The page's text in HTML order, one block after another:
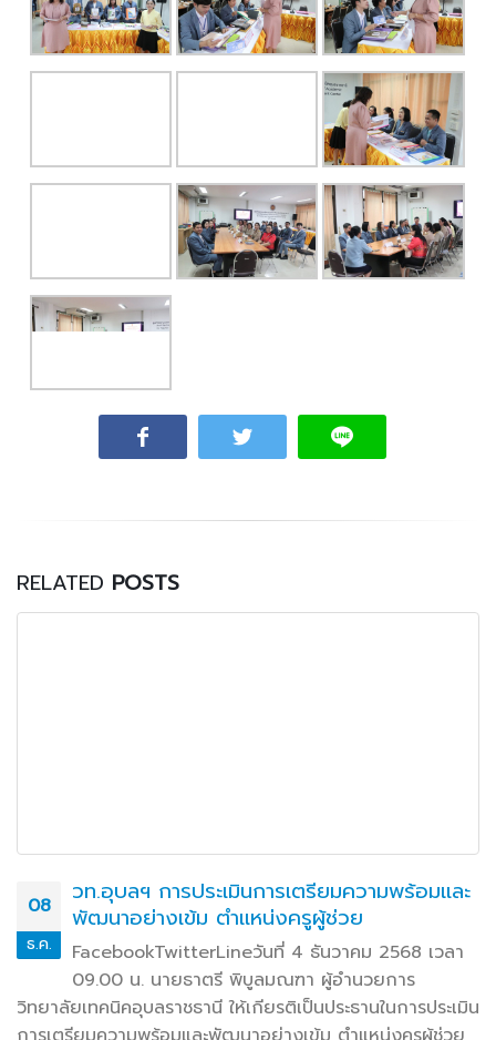
RELATED POSTS
06
ม.ค.
วท.อุบลฯ พิจารณาคัดเลือกนักเรียน นักศึกษา
เพื่อรับทุนการศึกษาสร้างฝัน ปีการศึกษา ๒๕๖๕
FacebookTwitterLineวันที่ ๕ มกราคม ๒๕๖๖ เวลา
๑๐.๐๐ น. นายธาตรี พิบูลมณฑา ผู้อำนวยการวิทยาลัย
เทคนิคอุบลราชธานี ได้มอบหมายให้ นางสาวพิมพ์อธิชา (เพิ่ม